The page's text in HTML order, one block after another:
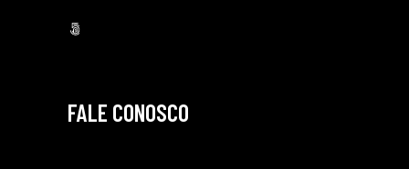
500px
FALE CONOSCO